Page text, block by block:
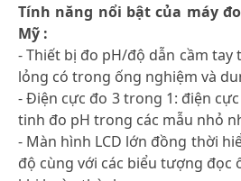
Tính năng nổi bật của máy
Mỹ :
- Thiết bị đo pH/độ dẫn cầm
lỏng có trong ống nghiệm và
- Điện cực đo 3 trong 1: điện
tinh đo pH trong các mẫu nhỏ
- Màn hình LCD lớn đồng thời
độ cùng với các biểu tượng đọc